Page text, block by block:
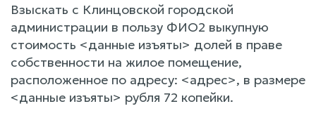
Взыскать с Клинцовской городской
администрации в пользу ФИО2 выкупную
стоимость <данные изъяты> долей в праве
собственности на жилое помещение,
расположенное по адресу: <адрес>, в размере
<данные изъяты> рубля 72 копейки.